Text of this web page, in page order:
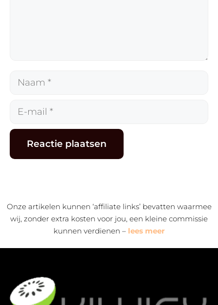
Naam
E-
Onze artikelen kunnen ‘affiliate links’ bevatten waarmee
wij, zonder extra kosten voor jou, een kleine commissie
kunnen verdienen – lees meer